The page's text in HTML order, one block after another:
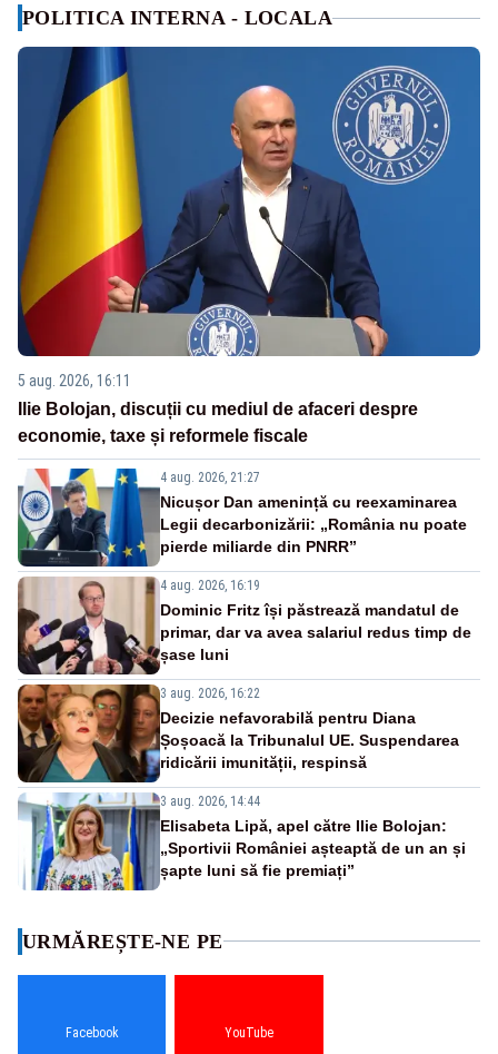
POLITICA INTERNA - LOCALA
5 aug. 2026, 16:11
Ilie Bolojan, discuții cu mediul de afaceri despre
economie, taxe și reformele fiscale
4 aug. 2026, 21:27
Nicușor Dan amenință cu reexaminarea
Legii decarbonizării: „România nu poate
pierde miliarde din PNRR”
4 aug. 2026, 16:19
Dominic Fritz își păstrează mandatul de
primar, dar va avea salariul redus timp de
șase luni
3 aug. 2026, 16:22
Decizie nefavorabilă pentru Diana
Șoșoacă la Tribunalul UE. Suspendarea
ridicării imunității, respinsă
3 aug. 2026, 14:44
Elisabeta Lipă, apel către Ilie Bolojan:
„Sportivii României așteaptă de un an și
șapte luni să fie premiați”
URMĂREȘTE-NE PE
Facebook YouTube